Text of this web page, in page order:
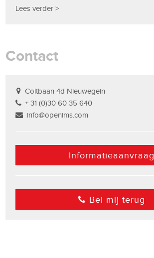
Lees verder >
Contact
Coltbaan 4d Nieuwegein
+ 31 (0)30 60 35 640
info@openims.com
Informatieaanvraag
Bel mij terug